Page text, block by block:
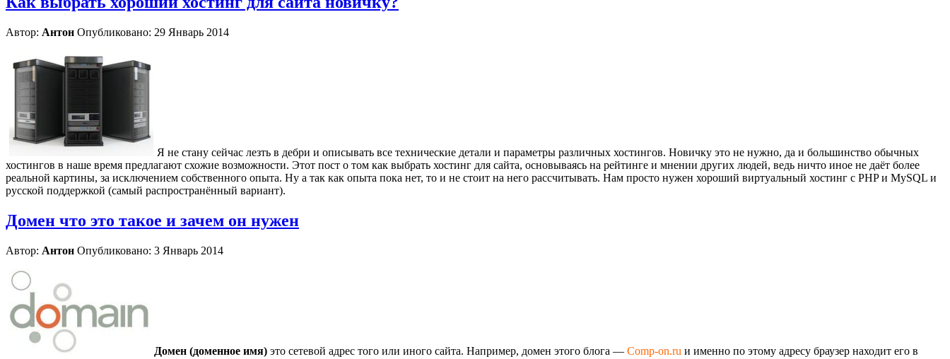
Автор: Антон Опубликовано: 29 Январь 2014
Я не стану сейчас лезть в дебри и описывать все технические детали и параметры различных хостингов. Новичку это не нужно, да и большинство обычных
хостингов в наше время предлагают схожие возможности. Этот пост о том как выбрать хостинг для сайта, основываясь на рейтинге и мнении других людей, ведь ничто иное не даёт более
реальной картины, за исключением собственного опыта. Ну а так как опыта пока нет, то и не стоит на него рассчитывать. Нам просто нужен хороший виртуальный хостинг c PHP и MySQL и
русской поддержкой (самый распространённый вариант).
Домен что это такое и зачем он нужен
Автор: Антон Опубликовано: 3 Январь 2014
Домен (доменное имя) это сетевой адрес того или иного сайта. Например, домен этого блога — Comp-on.ru и именно по этому адресу браузер находит его в